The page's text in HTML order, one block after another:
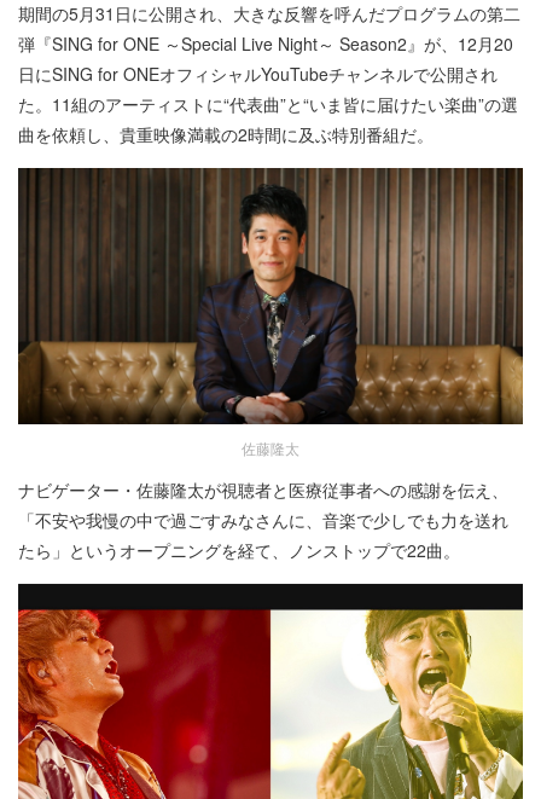
期間の5月31日に公開され、大きな反響を呼んだプログラムの第二
弾『SING for ONE ～Special Live Night～ Season2』が、12月20
日にSING for ONEオフィシャルYouTubeチャンネルで公開され
た。11組のアーティストに“代表曲”と“いま皆に届けたい楽曲”の選
曲を依頼し、貴重映像満載の2時間に及ぶ特別番組だ。
佐藤隆太
ナビゲーター・佐藤隆太が視聴者と医療従事者への感謝を伝え、
「不安や我慢の中で過ごすみなさんに、音楽で少しでも力を送れ
たら」というオープニングを経て、ノンストップで22曲。